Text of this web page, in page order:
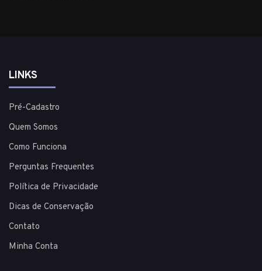
LINKS
Pré-Cadastro
Quem Somos
Como Funciona
Perguntas Frequentes
Política de Privacidade
Dicas de Conservação
Contato
Minha Conta